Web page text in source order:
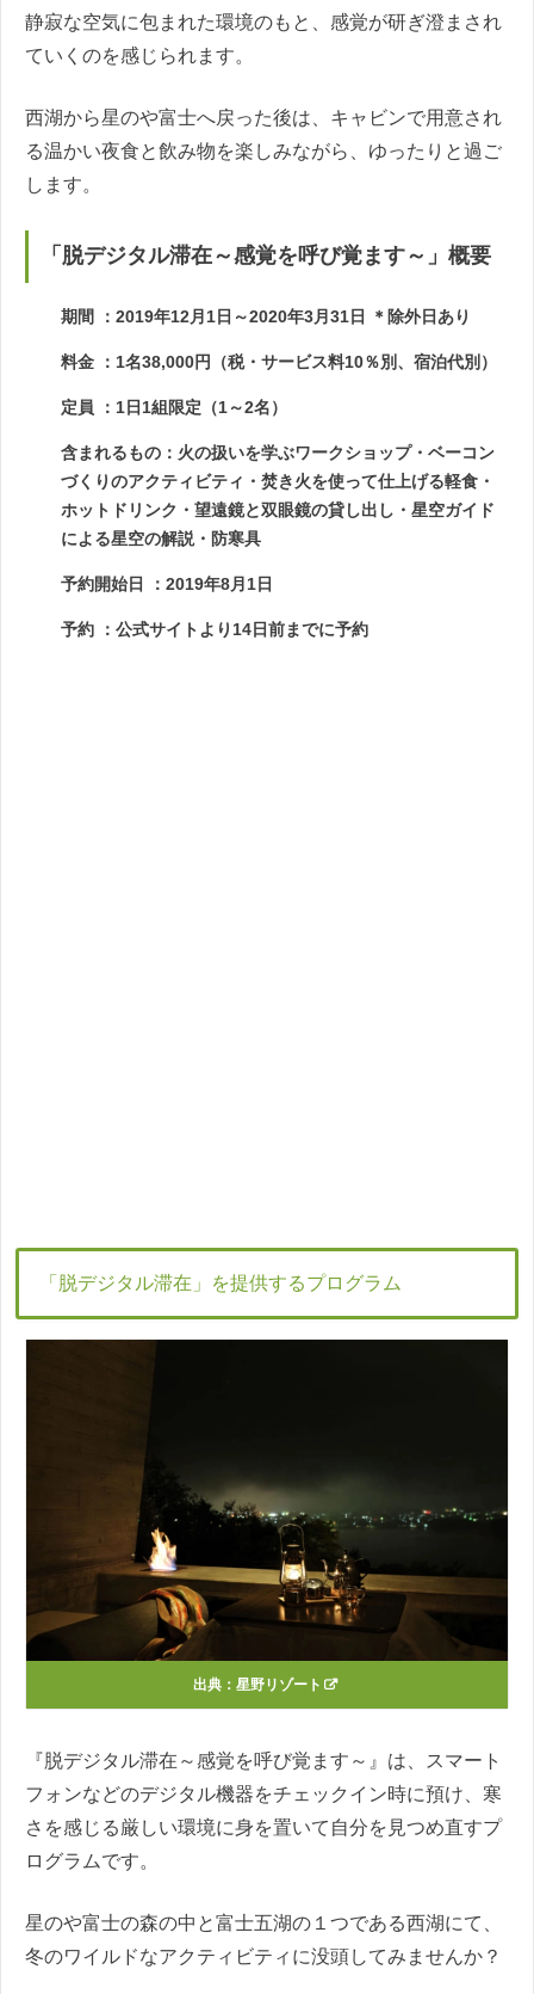
静寂な空気に包まれた環境のもと、感覚が研ぎ澄まされ
ていくのを感じられます。
西湖から星のや富士へ戻った後は、キャビンで用意され
る温かい夜食と飲み物を楽しみながら、ゆったりと過ご
します。
「脱デジタル滞在～感覚を呼び覚ます～」概要
期間 ：2019年12月1日～2020年3月31日 ＊除外日あり
料金 ：1名38,000円（税・サービス料10％別、宿泊代別）
定員 ：1日1組限定（1～2名）
含まれるもの：火の扱いを学ぶワークショップ・ベーコン
づくりのアクティビティ・焚き火を使って仕上げる軽食・
ホットドリンク・望遠鏡と双眼鏡の貸し出し・星空ガイド
による星空の解説・防寒具
予約開始日 ：2019年8月1日
予約 ：公式サイトより14日前までに予約
「脱デジタル滞在」を提供するプログラム
出典： 星野リゾート
『脱デジタル滞在～感覚を呼び覚ます～』は、スマート
フォンなどのデジタル機器をチェックイン時に預け、寒
さを感じる厳しい環境に身を置いて自分を見つめ直すプ
ログラムです。
星のや富士の森の中と富士五湖の１つである西湖にて、
冬のワイルドなアクティビティに没頭してみませんか？